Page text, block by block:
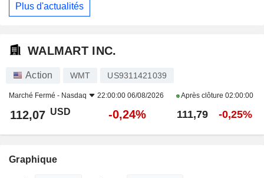
Plus d'actualités
WALMART INC.
Action WMT US9311421039
Marché Fermé - Nasdaq 22:00:00 06/08/2026 Après clôture 02:00:00
112,07 USD -0,24% 111,79 -0,25%
Graphique